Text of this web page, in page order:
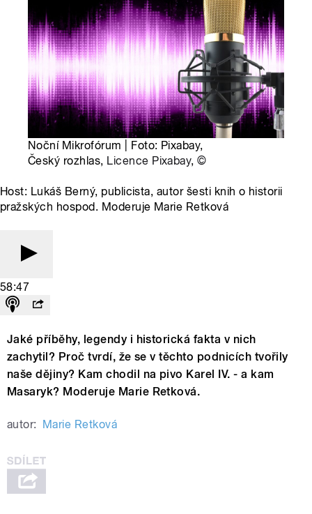
Noční Mikrofórum | Foto: Pixabay,
Český rozhlas, Licence Pixabay,©
Host: Lukáš Berný, publicista, autor šesti knih o historii
pražských hospod. Moderuje Marie Retková
58:47
Jaké příběhy, legendy i historická fakta v nich
zachytil? Proč tvrdí, že se v těchto podnicích tvořily
naše dějiny? Kam chodil na pivo Karel IV. - a kam
Masaryk? Moderuje Marie Retková.
autor: Marie Retková